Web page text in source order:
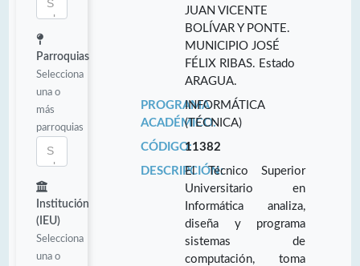
Parroquias
Selecciona
una o
más
parroquias
Institución
(IEU)
Selecciona
una o
JUAN VICENTE
BOLÍVAR Y PONTE.
MUNICIPIO JOSÉ
FÉLIX RIBAS. Estado
ARAGUA.
PROGRAMA
ACADÉMICO:
INFORMÁTICA
(TÉCNICA)
CÓDIGO:11382
DESCRIPCIÓN:El Técnico Superior
Universitario en
Informática analiza,
diseña y programa
sistemas de
computación, toma